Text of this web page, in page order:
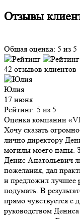
Отзывы
Общая оценка: 5 из 5
42 отзывов клиентов
Юлия
17 июня
Рейтинг: 5 из 5
Оценка компании
Хочу сказать
лично директору
могилы моего папы.
Денис Анатольевич
пожелания, дал
и предложил лучшее
подумать. В
прямо чувствуется с
руководством